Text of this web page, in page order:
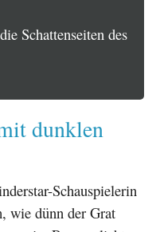
Schattenseiten des
dunklen
Schauspielerin
wie dünn der Grat